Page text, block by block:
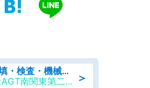
＞
建築用製品の仕込み・充填・検査・機械操作/寮完備/日払い/工場・製造
UTエージェント株式会社AGT南関東第二CU